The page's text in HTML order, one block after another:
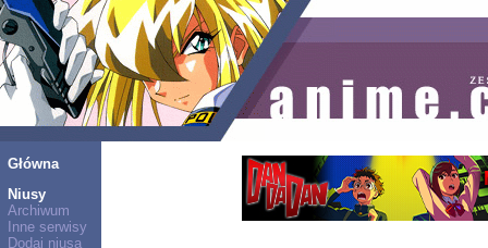
Główna
Niusy
Archiwum
Inne serwisy
Dodaj niusa